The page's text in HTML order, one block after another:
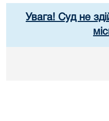
Увага! Суд не